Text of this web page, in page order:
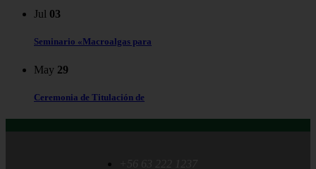
Jul 03
Seminario «Macroalgas para
May 29
Ceremonia de Titulación de